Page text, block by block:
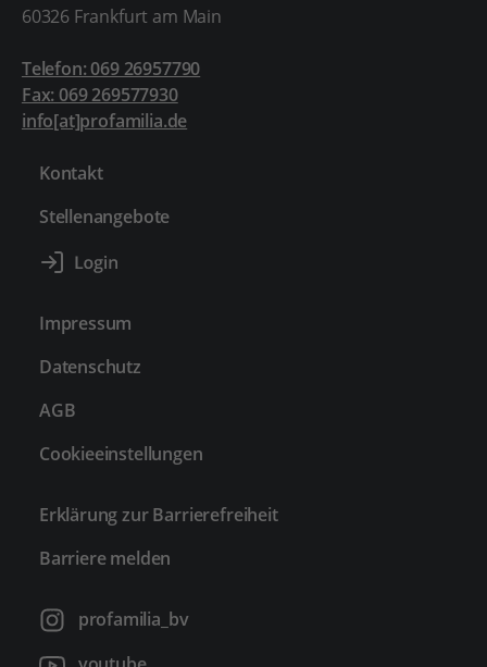
60326 Frankfurt am Main
Telefon: 069 26957790
Fax: 069 269577930
info[at]profamilia.de
Kontakt
Stellenangebote
Impressum
Datenschutz
AGB
Cookieeinstellungen
Erklärung zur Barrierefreiheit
Barriere melden
profamilia_bv